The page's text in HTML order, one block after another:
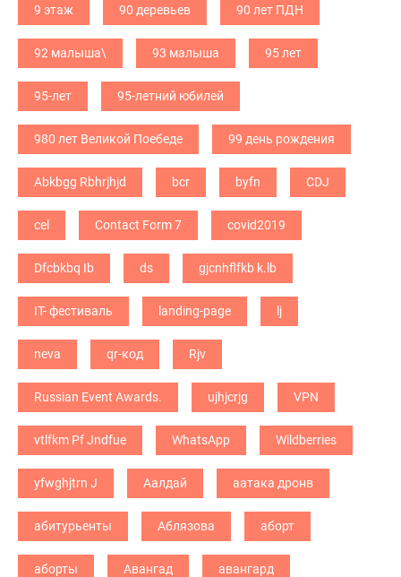
9 этаж 90 деревьев 90 лет ПДН
92 малыша\ 93 малыша 95 лет
95-лет 95-летний юбилей
980 лет Великой Поебеде 99 день рождения
Abkbgg Rbhrjhjd bcr byfn CDJ
cel Contact Form 7 covid2019
Dfcbkbq Ib ds gjcnhflfkb k.lb
IT- фестиваль landing-page lj
neva qr-код Rjv
Russian Event Awards. ujhjcrjg VPN
vtlfkm Pf Jndfue WhatsApp Wildberries
yfwghjtrn J Аалдай аатака дронв
абитурьенты Аблязова аборт
аборты Авангад авангард